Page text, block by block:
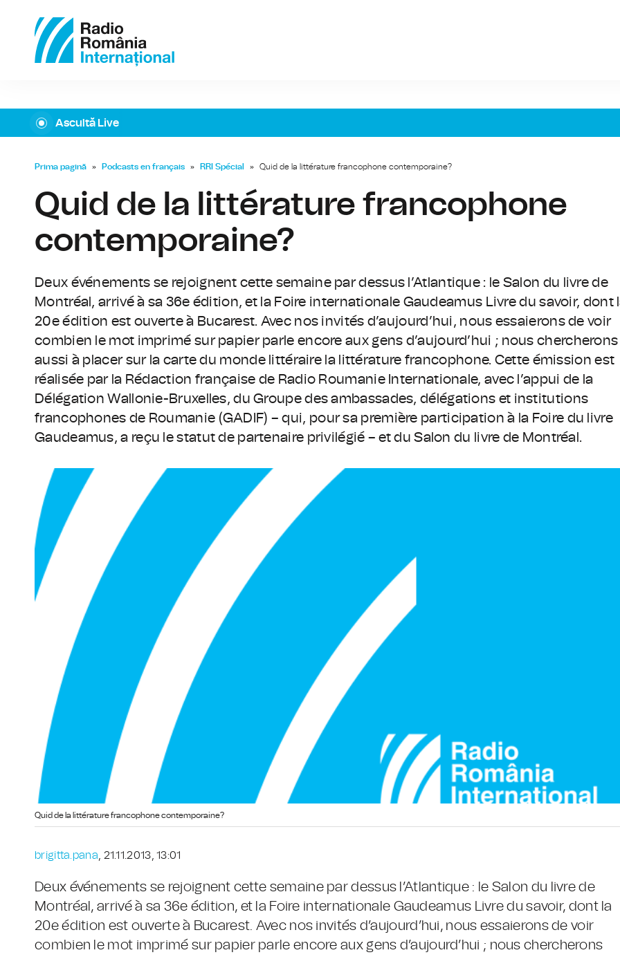
Ascultă Live
Prima pagină » Podcasts en français » RRI Spécial » Quid de la littérature francophone contemporaine?
Quid de la littérature francophone
contemporaine?
Deux événements se rejoignent cette semaine par dessus l’Atlantique : le Salon du livre de
Montréal, arrivé à sa 36e édition, et la Foire internationale Gaudeamus Livre du savoir, dont
20e édition est ouverte à Bucarest. Avec nos invités d’aujourd’hui, nous essaierons de voir
combien le mot imprimé sur papier parle encore aux gens d’aujourd’hui ; nous chercherons
aussi à placer sur la carte du monde littéraire la littérature francophone. Cette émission est
réalisée par la Rédaction française de Radio Roumanie Internationale, avec l’appui de la
Délégation Wallonie-Bruxelles, du Groupe des ambassades, délégations et institutions
francophones de Roumanie (GADIF) – qui, pour sa première participation à la Foire du livre
Gaudeamus, a reçu le statut de partenaire privilégié – et du Salon du livre de Montréal.
Quid de la littérature francophone contemporaine?
brigitta.pana, 21.11.2013, 13:01
Deux événements se rejoignent cette semaine par dessus l’Atlantique : le Salon du livre de
Montréal, arrivé à sa 36e édition, et la Foire internationale Gaudeamus Livre du savoir, dont la
20e édition est ouverte à Bucarest. Avec nos invités d’aujourd’hui, nous essaierons de voir
combien le mot imprimé sur papier parle encore aux gens d’aujourd’hui ; nous chercherons